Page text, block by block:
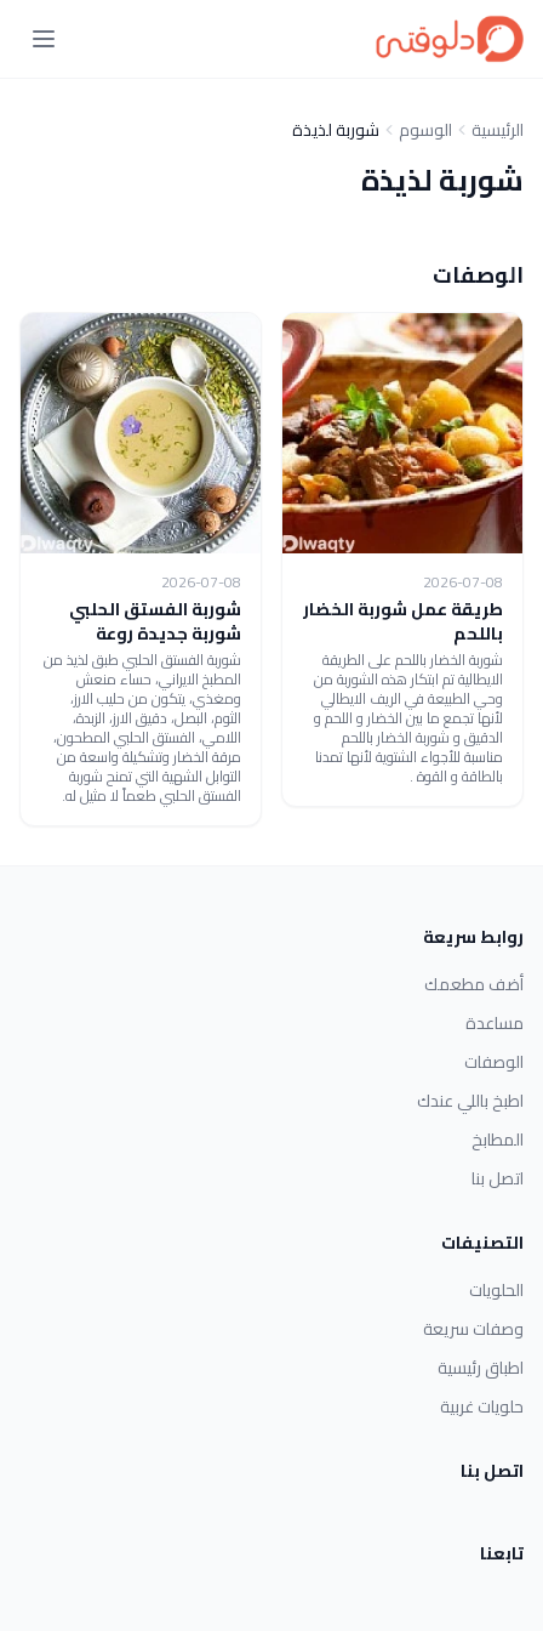
الرئيسية الوسوم شوربة لذيذة
شوربة لذيذة
الوصفات
2026-07-08
طريقة عمل شوربة الخضار
باللحم
شوربة الخضار باللحم على الطريقة
الايطالية تم ابتكار هذه الشوربة من
وحي الطبيعة في الريف الايطالي
لأنها تجمع ما بين الخضار و اللحم و
الدقيق و شوربة الخضار باللحم
مناسبة للأجواء الشتوية لأنها تمدنا
بالطاقة و القوة .
2026-07-08
شوربة الفستق الحلبي
شوربة جديدة روعة
شوربة الفستق الحلبي طبق لذيذ من
المطبخ الايراني، حساء منعش
ومغذي، يتكون من حليب الارز،
الثوم، البصل، دقيق الارز، الزبدة،
اللامي، الفستق الحلبي المطحون،
مرقة الخضار وتشكيلة واسعة من
التوابل الشهية التي تمنح شوربة
الفستق الحلبي طعماً لا مثيل له.
روابط سريعة
أضف مطعمك
مساعدة
الوصفات
اطبخ باللي عندك
المطابخ
اتصل بنا
التصنيفات
الحلويات
وصفات سريعة
اطباق رئيسية
حلويات غربية
اتصل بنا
تابعنا